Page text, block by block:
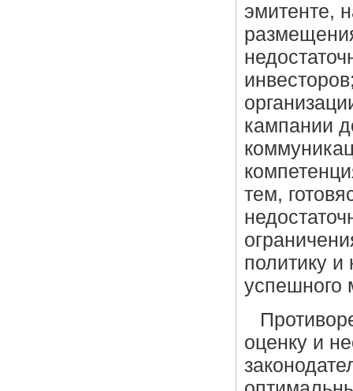
эмитенте,
кампании
тем,
политику и
успешного
оценку и